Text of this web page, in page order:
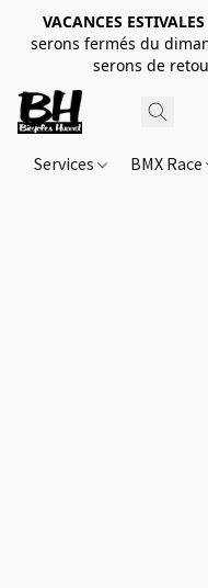
VACANCES ESTIVALES
serons fermés du
serons de
Services BMX Race